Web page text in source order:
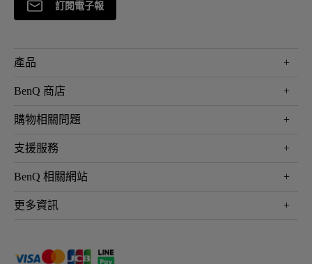
訂閱電子報
產品
大型液晶
投影機
智慧照明
專業拍物視訊鏡頭
BenQ 商店
最新產品與活動
尋找銷售據點
會員綁定LINE教學
購物相關問題
第一次購物就上手
延長保固購買
贈品兌換網站首頁
支援服務
服務公告
保固條例
手冊與軟體下載
BenQ 相關網站
專業商用解決方案
BenQ 大娛樂家
更多資訊
永續發展